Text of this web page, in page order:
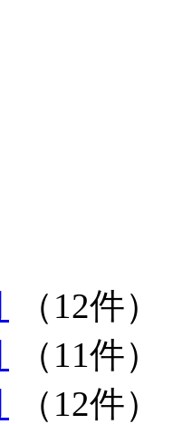
（12件）
（11件）
（12件）